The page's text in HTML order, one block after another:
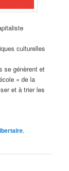
culturelles
se génèrent et
« de la
et à trier les
,